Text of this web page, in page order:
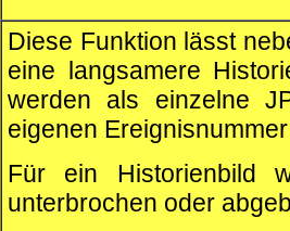
Diese Funktion lässt
eine langsamere
werden als einzelne
eigenen
Für ein Historienbild
unterbrochen oder